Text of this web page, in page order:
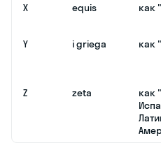
X
equis как
Y
i griega как
Z
zeta
как